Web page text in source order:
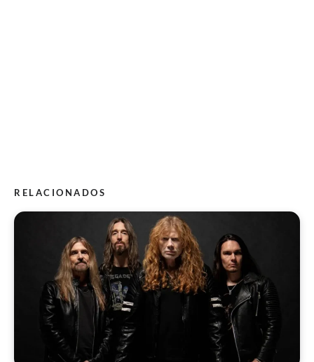
RELACIONADOS